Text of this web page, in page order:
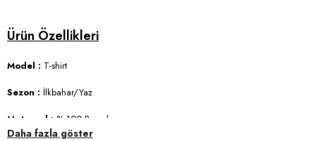
Model : T-shirt
Sezon : İlkbahar/Yaz
Materyal : % 100 Pamuk
Daha fazla göster